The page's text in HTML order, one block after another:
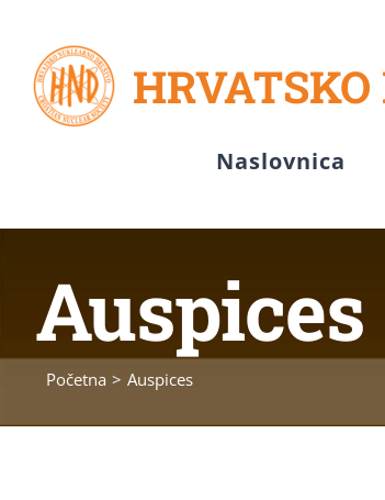
content
Naslovnica
Auspices
Početna Auspices